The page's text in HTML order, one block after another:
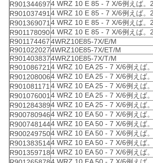
R9013446974 WRZ 10 E 85 - 7 X/6例えば。
R901037491 4 WRZ 10 E 85 - 7 X/6例えば。
R901369071 4 WRZ 10 E 85 - 7 X/6例えば。
R9011780904 WRZ 10 E 85 - 7 X/6例えば。
R9011744674WRZ10E85-7X/E/M
R9010220274WRZ10E85-7X/ET/M
R9014038374WRZ10E85-7X/T/M
R901086721 4 WRZ 10 EA 25 - 7 X/6例えば
R9012080064 WRZ 10 EA 25 - 7 X/6例えば
R901081171 4 WRZ 10 EA 25 - 7 X/6例えば
R901076001 4 WRZ 10 EA 25 - 7 X/6例えば
R9012843894 WRZ 10 EA 25 - 7 X/6例えば
R9007809464 WRZ 10 EA 50 - 7 X/6例えば
R9007481444 WRZ 10 EA 50 - 7 X/6例えば
R9002497504 WRZ 10 EA 50 - 7 X/6例えば
R9013835144 WRZ 10 EA 50 - 7 X/6例えば
R9013597184 WRZ 10 EA 50 - 7 X/6例えば